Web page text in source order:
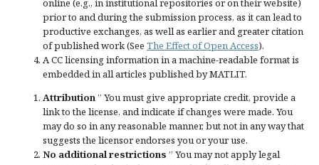
online (e.g., in institutional repositories or on their website)
prior to and during the submission process, as it can lead to
productive exchanges, as well as earlier and greater citation
of published work (See The Effect of Open Access).
A CC licensing information in a machine-readable format is
embedded in all articles published by MATLIT.
Attribution” You must give appropriate credit, provide a
link to the license, andindicate if changes were made. You
may do so in any reasonable manner, but not in any way that
suggests the licensor endorses you or your use.
No additional restrictions ” You may not apply legal